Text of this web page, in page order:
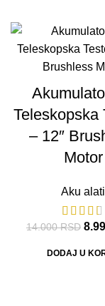
Teleskopska
– 12″
Motor
Aku alati
14.000RSD
DODAJ U